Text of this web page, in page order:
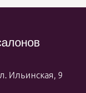
Ильинская, 9